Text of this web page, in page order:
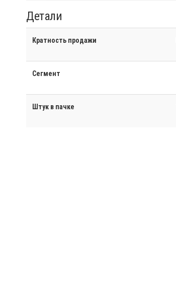
Детали
Кратность продажи
Сегмент
Штук в пачке